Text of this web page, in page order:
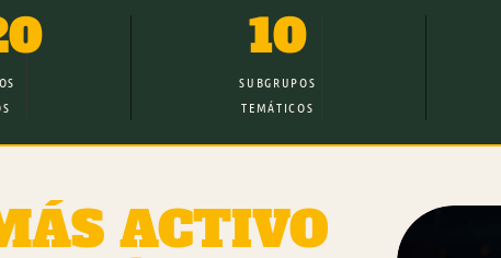
10
SUBGRUPOS
TEMÁTICOS
ACTIVO